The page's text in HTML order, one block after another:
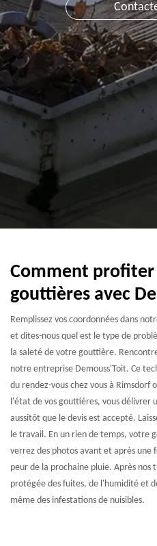
Comment
gouttières avec
Remplissez vos coordonnées dans
et dites-nous quel est le type de
la saleté de votre gouttière.
notre entreprise Demouss'Toit. Ce
du rendez-vous chez vous à Rimsdorf
l'état de vos gouttières, vous délivrer
aussitôt que le devis est accepté.
le travail. En un rien de temps, votre
verrez des photos avant et après une
peur de la prochaine pluie. Après
protégée des fuites, de l'humidité et
même des infestations de nuisibles.